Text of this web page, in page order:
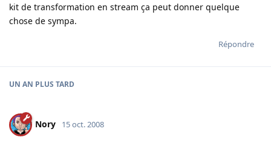
kit de transformation en stream ça peut donner quelque
chose de sympa.
Répondre
UN AN PLUS TARD
Nory 15 oct. 2008